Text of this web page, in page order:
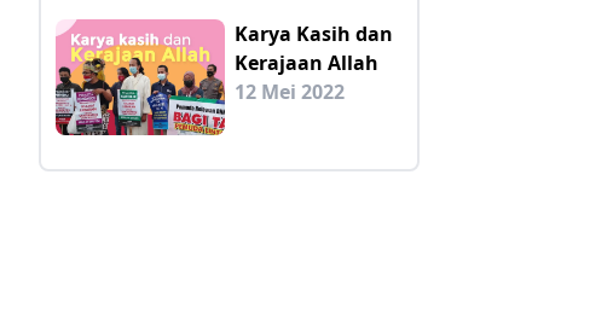
Karya Kasih dan
Kerajaan Allah
12 Mei 2022